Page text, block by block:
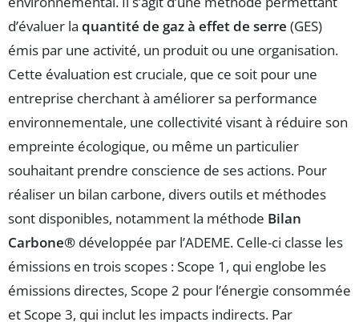
d’évaluer la quantité de gaz à effet de serre (GES)
émis par une activité, un produit ou une organisation.
Cette évaluation est cruciale, que ce soit pour une
entreprise cherchant à améliorer sa performance
environnementale, une collectivité visant à réduire son
empreinte écologique, ou même un particulier
souhaitant prendre conscience de ses actions. Pour
réaliser un bilan carbone, divers outils et méthodes
sont disponibles, notamment la méthode Bilan
Carbone® développée par l’ADEME. Celle-ci classe les
émissions en trois scopes : Scope 1, qui englobe les
émissions directes, Scope 2 pour l’énergie consommée
et Scope 3, qui inclut les impacts indirects. Par